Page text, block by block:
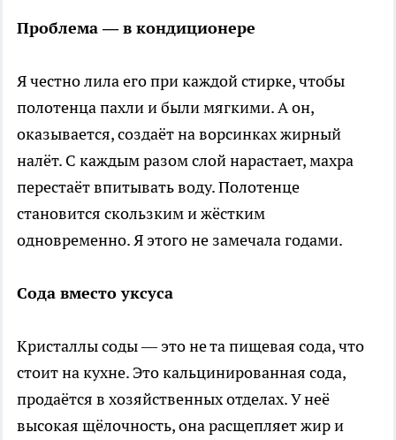
Проблема — в кондиционере
Я честно лила его при каждой стирке, чтобы
полотенца пахли и были мягкими. А он,
оказывается, создаёт на ворсинках жирный
налёт. С каждым разом слой нарастает, махра
перестаёт впитывать воду. Полотенце
становится скользким и жёстким
одновременно. Я этого не замечала годами.
Сода вместо уксуса
Кристаллы соды — это не та пищевая сода, что
стоит на кухне. Это кальцинированная сода,
продаётся в хозяйственных отделах. У неё
высокая щёлочность, она расщепляет жир и